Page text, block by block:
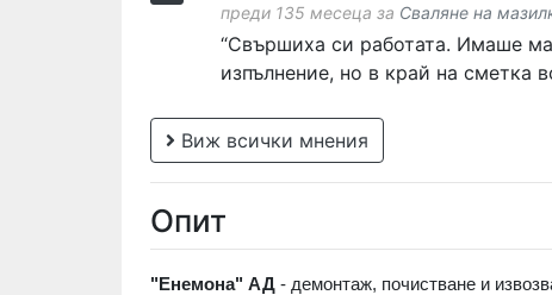
преди 135 месеца за Сваляне на
“Свършиха си работата. Имаше
изпълнение, но в край на сметка
Виж всички мнения
Опит
"Енемона" АД - демонтаж, почистване и